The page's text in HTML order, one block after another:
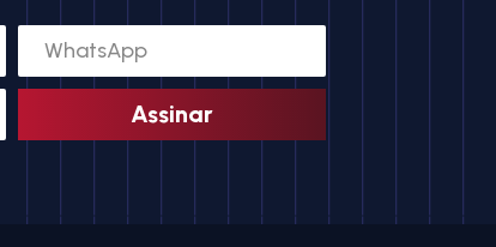
Assinar